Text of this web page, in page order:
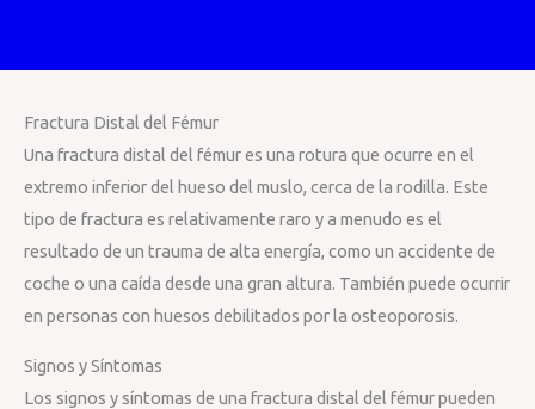
Fractura Distal del Fémur
Una fractura distal del fémur es una rotura que ocurre en el
extremo inferior del hueso del muslo, cerca de la rodilla. Este
tipo de fractura es relativamente raro y a menudo es el
resultado de un trauma de alta energía, como un accidente de
coche o una caída desde una gran altura. También puede ocurrir
en personas con huesos debilitados por la osteoporosis.
Signos y Síntomas
Los signos y síntomas de una fractura distal del fémur pueden